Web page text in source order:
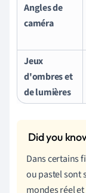
Angles de
caméra
Jeux
d'ombres et
de lumières
Dans certains
ou pastel sont
mondes réel